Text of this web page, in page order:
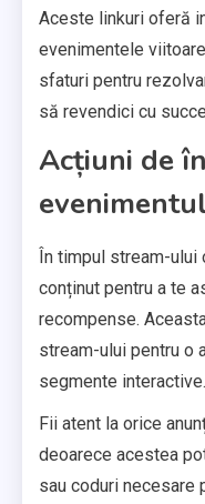
Aceste linkuri oferă
evenimentele
sfaturi pentru
să revendici cu
Acțiuni de
În timpul stream-
conținut pentru a te
recompense.
stream-ului pentru o
segmente interactive.
Fii atent la orice
deoarece acestea
sau coduri necesare